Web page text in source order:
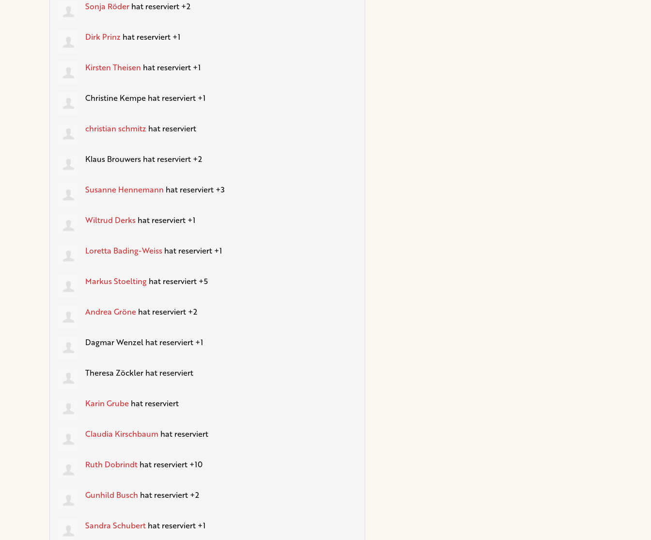
Sonja Röder hat reserviert +2
Dirk Prinz hat reserviert +1
Kirsten Theisen hat reserviert +1
Christine Kempe hat reserviert +1
christian schmitz hat reserviert
Klaus Brouwers hat reserviert +2
Susanne Hennemann hat reserviert +3
Wiltrud Derks hat reserviert +1
Loretta Bading-Weiss hat reserviert +1
Markus Stoelting hat reserviert +5
Andrea Gröne hat reserviert +2
Dagmar Wenzel hat reserviert +1
Theresa Zöckler hat reserviert
Karin Grube hat reserviert
Claudia Kirschbaum hat reserviert
Ruth Dobrindt hat reserviert +10
Gunhild Busch hat reserviert +2
Sandra Schubert hat reserviert +1